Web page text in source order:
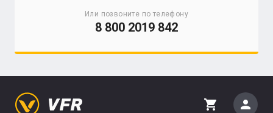
Или позвоните по телефону
8 800 2019 842
shopping_cart person